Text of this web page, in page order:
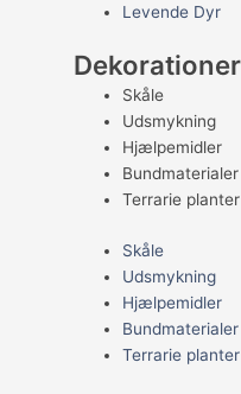
Levende Dyr
Skåle
Udsmykning
Hjælpemidler
Bundmaterialer
Terrarie planter
Skåle
Udsmykning
Hjælpemidler
Bundmaterialer
Terrarie planter